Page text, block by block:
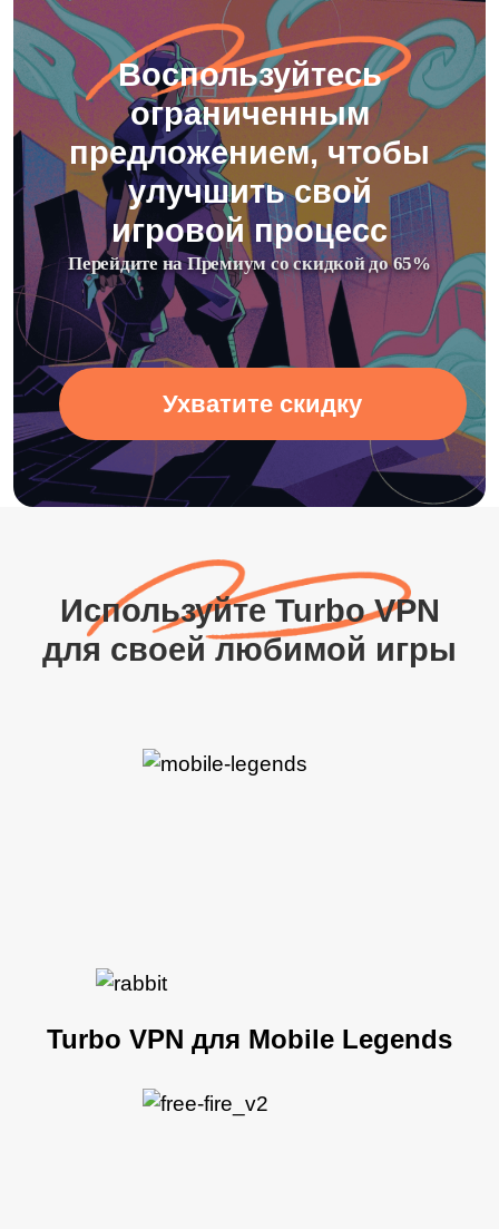
Воспользуйтесь
ограниченным
предложением, чтобы
улучшить свой
игровой процесс
Перейдите на Премиум со скидкой до 65%
Ухватите скидку
Используйте Turbo VPN
для своей любимой игры
Turbo VPN для Mobile Legends